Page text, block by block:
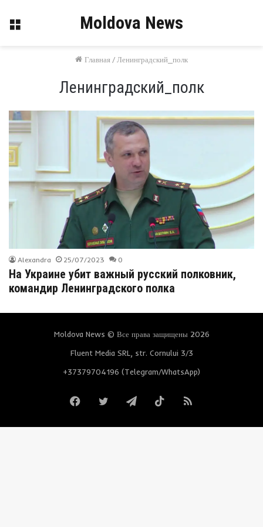
Меню Moldova News
Главная /Ленинградский_полк
Ленинградский_полк
Alexandra 25/07/2023 0
На Украине убит важный русский полковник,
командир Ленинградского полка
Moldova News © Все права защищены 2026
Fluent Media SRL, str. Cornului 3/3
+37379704196 (Telegram/WhatsApp)
FacebookTwitterTelegramTikTokRSS